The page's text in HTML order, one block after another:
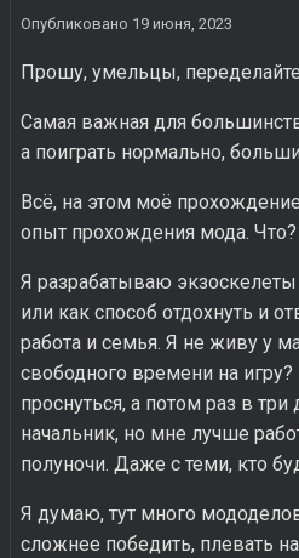
Опубликовано 19 июня, 2023
Прошу, умельцы,
Самая важная для
а поиграть нормально,
Всё, на этом моё
опыт прохождения мода.
Я разрабатываю
или как способ отдохнуть и
работа и семья. Я не живу у
свободного времени на
проснуться, а потом раз в
начальник, но мне лучше
полуночи. Даже с теми, кто
Я думаю, тут много
сложнее победить, плевать